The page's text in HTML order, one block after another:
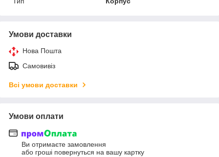
Умови доставки
Нова Пошта
Самовивіз
Всі умови доставки
Умови оплати
Ви отримаєте замовлення
або гроші повернуться на вашу картку